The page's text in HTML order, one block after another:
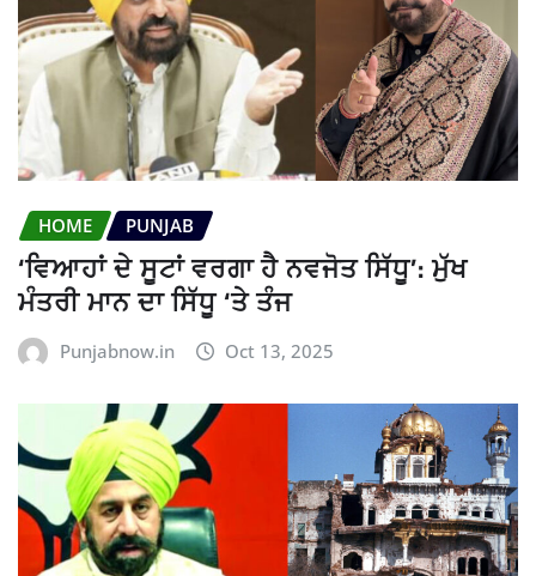
HOME PUNJAB
‘ਵਿਆਹਾਂ ਦੇ ਸੂਟਾਂ ਵਰਗਾ ਹੈ ਨਵਜੋਤ ਸਿੱਧੂ’: ਮੁੱਖ
ਮੰਤਰੀ ਮਾਨ ਦਾ ਸਿੱਧੂ ‘ਤੇ ਤੰਜ
Punjabnow.in Oct 13, 2025